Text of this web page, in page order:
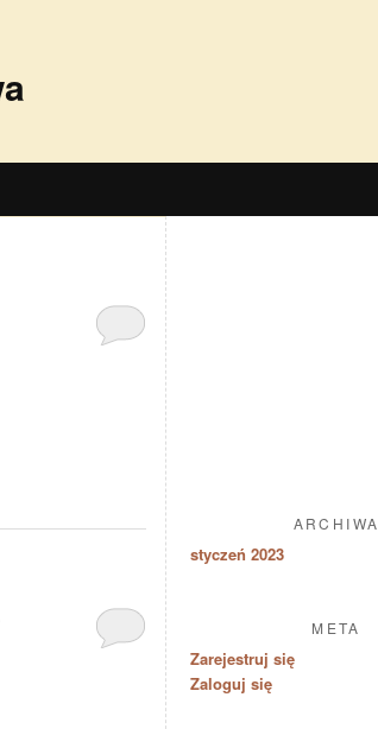
ARCHIWA
styczeń 2023
META
Zarejestruj się
Zaloguj się